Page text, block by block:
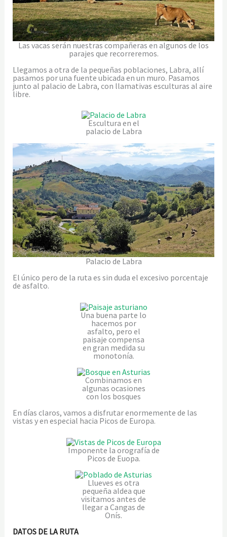
Las vacas serán nuestras compañeras en algunos de los
parajes que recorreremos.
Llegamos a otra de la pequeñas poblaciones, Labra, allí
pasamos por una fuente ubicada en un muro. Pasamos
junto al palacio de Labra, con llamativas esculturas al aire
libre.
Escultura en el
palacio de Labra
Palacio de Labra
El único pero de la ruta es sin duda el excesivo porcentaje
de asfalto.
Una buena parte lo
hacemos por
asfalto, pero el
paisaje compensa
en gran medida su
monotonía.
Combinamos en
algunas ocasiones
con los bosques
En días claros, vamos a disfrutar enormemente de las
vistas y en especial hacia Picos de Europa.
Imponente la orografía de
Picos de Euopa.
Llueves es otra
pequeña aldea que
visitamos antes de
llegar a Cangas de
Onís.
DATOS DE LA RUTA